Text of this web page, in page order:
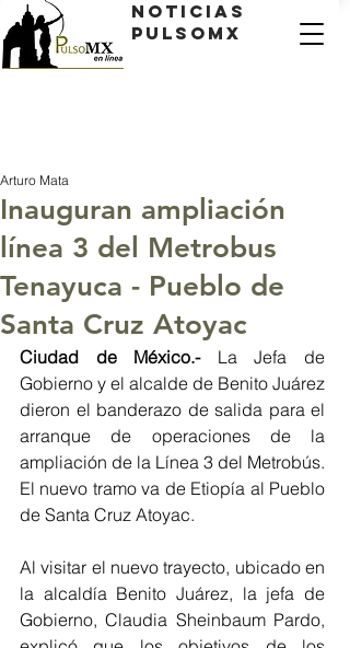
Noticias
PulsoMX
Inauguran ampliación
línea 3 del Metrobus
Tenayuca - Pueblo de
Santa Cruz Atoyac
Arturo Mata
Ciudad de México.- La Jefa de
Gobierno y el alcalde de Benito Juárez
dieron el banderazo de salida para el
arranque de operaciones de la
ampliación de la Línea 3 del Metrobús.
El nuevo tramo va de Etiopía al Pueblo
de Santa Cruz Atoyac.
Al visitar el nuevo trayecto, ubicado en
la alcaldía Benito Juárez, la jefa de
Gobierno, Claudia Sheinbaum Pardo,